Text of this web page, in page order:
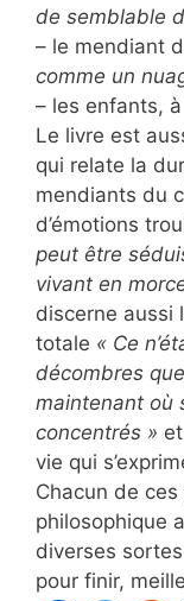
de semblable
– le mendiant
comme un
– les enfants,
Le livre est
qui relate la
mendiants du
d’émotions
peut être
vivant en
discerne aussi
totale « Ce
décombres
maintenant où
concentrés »
vie qui
Chacun de
philosophique
diverses
pour finir,